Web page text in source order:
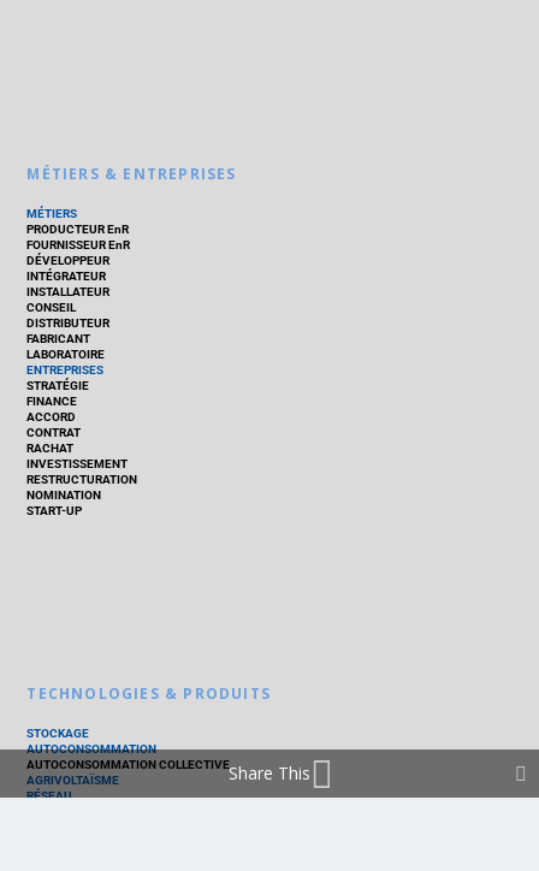
MÉTIERS & ENTREPRISES
MÉTIERS
PRODUCTEUR EnR
FOURNISSEUR EnR
DÉVELOPPEUR
INTÉGRATEUR
INSTALLATEUR
CONSEIL
DISTRIBUTEUR
FABRICANT
LABORATOIRE
ENTREPRISES
STRATÉGIE
FINANCE
ACCORD
CONTRAT
RACHAT
INVESTISSEMENT
RESTRUCTURATION
NOMINATION
START-UP
TECHNOLOGIES & PRODUITS
STOCKAGE
AUTOCONSOMMATION
AUTOCONSOMMATION COLLECTIVE
AGRIVOLTAÏSME
RÉSEAU
Share This